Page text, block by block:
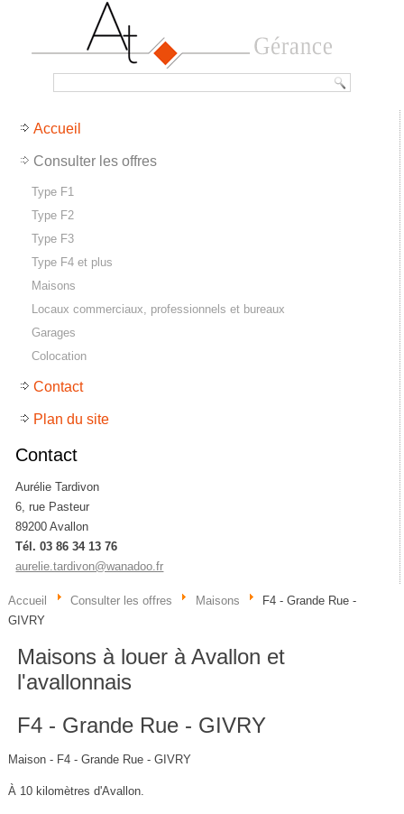
Accueil
Consulter les offres
Type F1
Type F2
Type F3
Type F4 et plus
Maisons
Locaux commerciaux, professionnels et bureaux
Garages
Colocation
Contact
Plan du site
Contact
Aurélie Tardivon
6, rue Pasteur
89200 Avallon
Tél. 03 86 34 13 76
aurelie.tardivon@wanadoo.fr
Accueil Consulter les offres Maisons
F4 - Grande Rue -
GIVRY
Maisons à louer à Avallon et
l'avallonnais
F4 - Grande Rue - GIVRY
Maison - F4 - Grande Rue - GIVRY
À 10 kilomètres d'Avallon.